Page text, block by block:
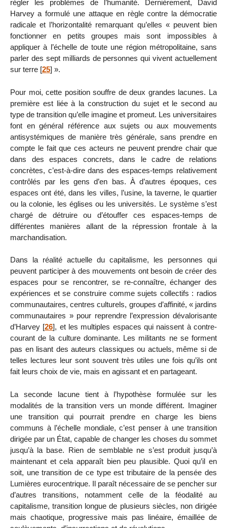
régler les problèmes de l’humanité. Dernièrement, David
Harvey a formulé une attaque en règle contre la démocratie
radicale et l’horizontalité remarquant qu’elles « peuvent bien
fonctionner en petits groupes mais sont impossibles à
appliquer à l’échelle de toute une région métropolitaine, sans
parler des sept milliards de personnes qui vivent actuellement
sur terre [25] ».
Pour moi, cette position souffre de deux grandes lacunes. La
première est liée à la construction du sujet et le second au
type de transition qu’elle imagine et promeut. Les universitaires
font en général référence aux sujets ou aux mouvements
antisystémiques de manière très générale, sans prendre en
compte le fait que ces acteurs ne peuvent prendre chair que
dans des espaces concrets, dans le cadre de relations
concrètes, c’est-à-dire dans des espaces-temps relativement
contrôlés par les gens d’en bas. À d’autres époques, ces
espaces ont été, dans les villes, l’usine, la taverne, le quartier
ou la colonie, les églises ou les universités. Le système s’est
chargé de détruire ou d’étouffer ces espaces-temps de
différentes manières allant de la répression frontale à la
marchandisation.
Dans la réalité actuelle du capitalisme, les personnes qui
peuvent participer à des mouvements ont besoin de créer des
espaces pour se rencontrer, se re-connaître, échanger des
expériences et se construire comme sujets collectifs : radios
communautaires, centres culturels, groupes d’affinité, « jardins
communautaires » pour reprendre l’expression dévalorisante
d’Harvey [26], et les multiples espaces qui naissent à contre-
courant de la culture dominante. Les militants ne se forment
pas en lisant des auteurs classiques ou actuels, même si de
telles lectures leur sont souvent très utiles une fois qu’ils ont
fait leurs choix de vie, mais en agissant et en partageant.
La seconde lacune tient à l’hypothèse formulée sur les
modalités de la transition vers un monde différent. Imaginer
une transition qui pourrait prendre en charge les biens
communs à l’échelle mondiale, c’est penser à une transition
dirigée par un État, capable de changer les choses du sommet
jusqu’à la base. Rien de semblable ne s’est produit jusqu’à
maintenant et cela apparaît bien peu plausible. Quoi qu’il en
soit, une transition de ce type est tributaire de la pensée des
Lumières eurocentrique. Il paraît nécessaire de se pencher sur
d’autres transitions, notamment celle de la féodalité au
capitalisme, transition longue de plusieurs siècles, non dirigée
mais chaotique, progressive mais pas linéaire, émaillée de